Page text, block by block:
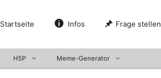
Startseite Infos Frage stellen
H5P Meme-Generator